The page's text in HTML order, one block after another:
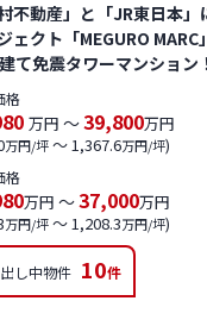
村不動産」と「JR東日本
ェクト「MEGURO
て免震タワーマンション
格
万円 ～39,800万円
万円/坪～ 1,367.6万円/坪)
格
万円 ～37,000万円
万円/坪～ 1,208.3万円/坪)
し中物件 10件